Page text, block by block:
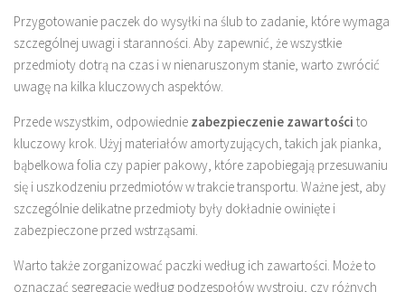
Przygotowanie paczek do wysyłki na ślub to zadanie, które wymaga
szczególnej uwagi i staranności. Aby zapewnić, że wszystkie
przedmioty dotrą na czas i w nienaruszonym stanie, warto zwrócić
uwagę na kilka kluczowych aspektów.
Przede wszystkim, odpowiednie zabezpieczenie zawartości to
kluczowy krok. Użyj materiałów amortyzujących, takich jak pianka,
bąbelkowa folia czy papier pakowy, które zapobiegają przesuwaniu
się i uszkodzeniu przedmiotów w trakcie transportu. Ważne jest, aby
szczególnie delikatne przedmioty były dokładnie owinięte i
zabezpieczone przed wstrząsami.
Warto także zorganizować paczki według ich zawartości. Może to
oznaczać segregację według podzespołów wystroju, czy różnych